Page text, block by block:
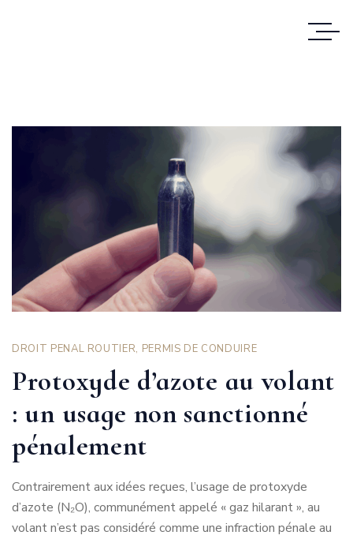
DROIT PENAL ROUTIER, PERMIS DE CONDUIRE
Protoxyde d’azote au volant
: un usage non sanctionné
pénalement
Contrairement aux idées reçues, l’usage de protoxyde
d’azote (N₂O), communément appelé « gaz hilarant », au
volant n’est pas considéré comme une infraction pénale au